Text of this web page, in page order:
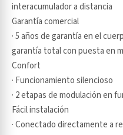
interacumulador a distancia
Garantía comercial
· 5 años de garantía en el
garantía total con puesta en
Confort
· Funcionamiento silencioso
· 2 etapas de modulación en
Fácil instalación
· Conectado directamente a